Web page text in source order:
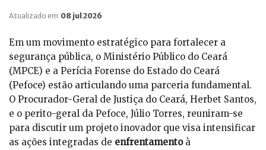
Atualizado em 08 jul 2026
Em um movimento estratégico para fortalecer a
segurança pública, o Ministério Público do Ceará
(MPCE) e a Perícia Forense do Estado do Ceará
(Pefoce) estão articulando uma parceria fundamental.
O Procurador-Geral de Justiça do Ceará, Herbet Santos,
e o perito-geral da Pefoce, Júlio Torres, reuniram-se
para discutir um projeto inovador que visa intensificar
as ações integradas de enfrentamentoà